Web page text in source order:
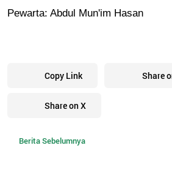
Pewarta: Abdul Mun'im Hasan
Copy Link Share
Share on X
Berita Sebelumnya